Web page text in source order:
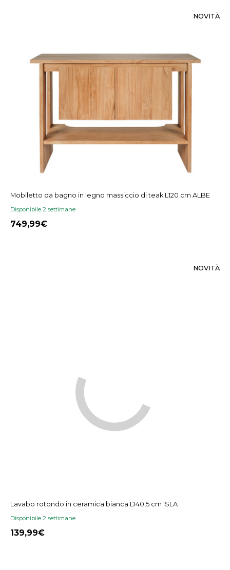
NOVITÀ
Mobiletto da bagno in legno massiccio di teak L120 cm ALBE
Disponibile 2 settimane
749,99
NOVITÀ
Lavabo rotondo in ceramica bianca D40,5 cm ISLA
Disponibile 2 settimane
139,99